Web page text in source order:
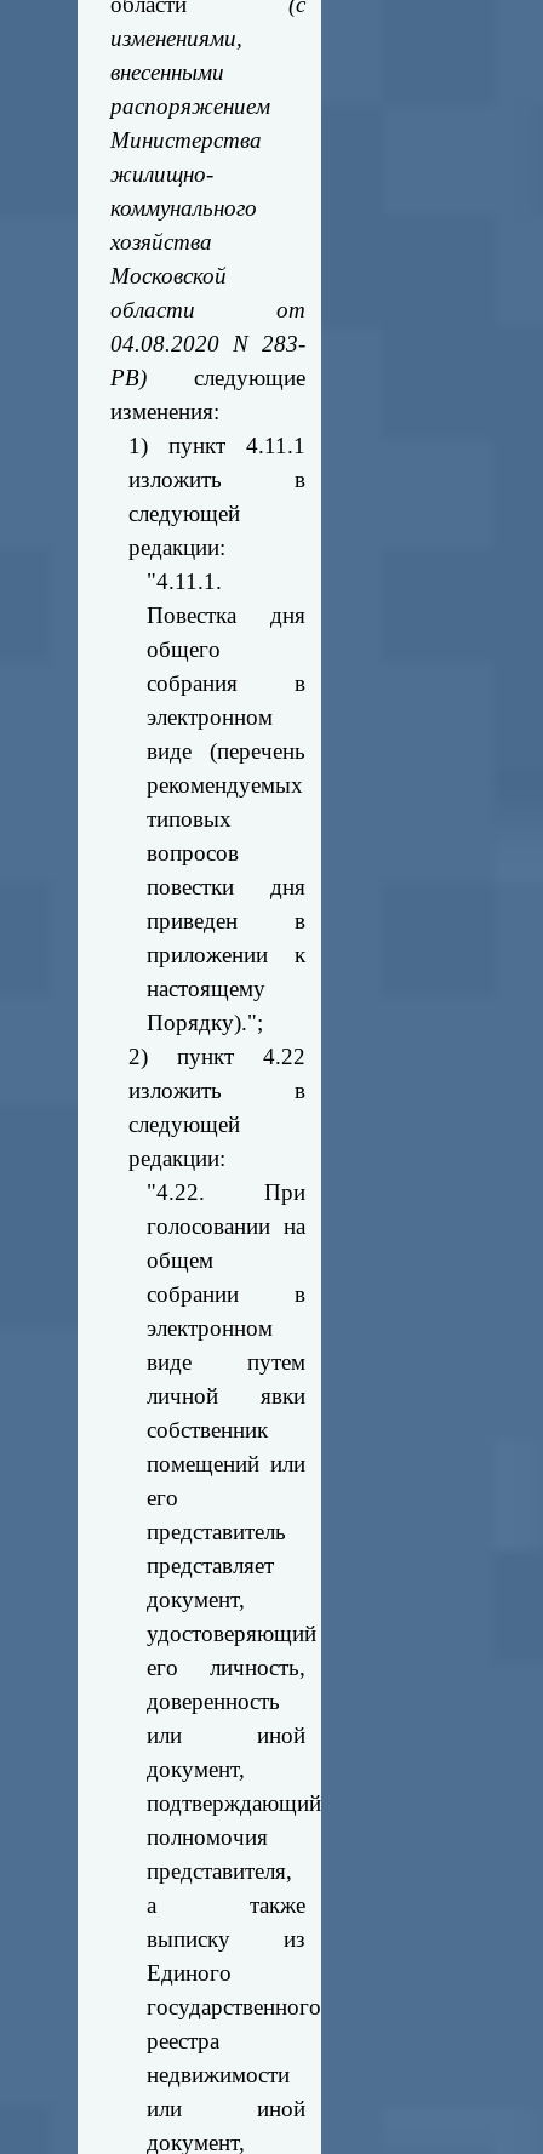
изменениями,
внесенными
распоряжением
Министерства
жилищно-
коммунального
хозяйства
Московской
области от
04.08.2020 N 283-
РВ) следующие
изменения:
1) пункт 4.11.1
изложить в
следующей
редакции:
"4.11.1.
Повестка дня
общего
собрания в
электронном
виде (перечень
рекомендуемых
типовых
вопросов
повестки дня
приведен в
приложении к
настоящему
Порядку).";
2) пункт 4.22
изложить в
следующей
редакции:
"4.22. При
голосовании на
общем
собрании в
электронном
виде путем
личной явки
собственник
помещений или
его
представитель
представляет
документ,
удостоверяющий
его личность,
доверенность
или иной
документ,
подтверждающий
полномочия
представителя,
а также
выписку из
Единого
государственного
реестра
недвижимости
или иной
документ,